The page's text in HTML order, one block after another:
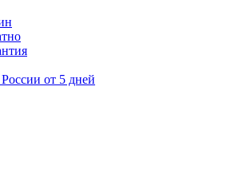
от 5 дней